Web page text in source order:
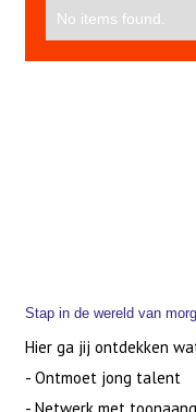
No items found.
Stap in de wereld van
Hier ga jij ontdekken
- Ontmoet jong talent